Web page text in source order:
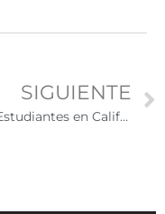
SIGUIENTE
Estudiantes en California piden mayor protección contra autoridades migratorias